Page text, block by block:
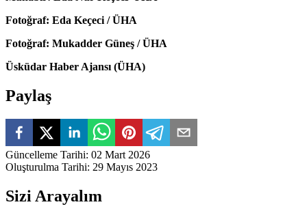
Fotoğraf: Eda Keçeci / ÜHA
Fotoğraf: Mukadder Güneş / ÜHA
Üsküdar Haber Ajansı (ÜHA)
Paylaş
Güncelleme Tarihi: 02 Mart 2026
Oluşturulma Tarihi: 29 Mayıs 2023
Sizi Arayalım